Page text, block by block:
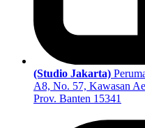
(Studio Jakarta)
A8, No. 57, Kawasan
Prov. Banten 15341